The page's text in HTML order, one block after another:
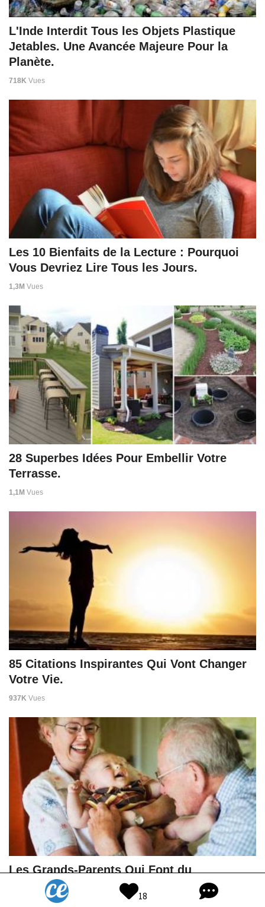
L'Inde Interdit Tous les Objets Plastique
Jetables. Une Avancée Majeure Pour la
Planète.
718K Vues
Les 10 Bienfaits de la Lecture : Pourquoi
Vous Devriez Lire Tous les Jours.
1,3M Vues
28 Superbes Idées Pour Embellir Votre
Terrasse.
1,1M Vues
85 Citations Inspirantes Qui Vont Changer
Votre Vie.
937K Vues
Les Grands-Parents Qui Font du
Babysitting Ont Moins de Risques de
Développer Alzheimer. 18